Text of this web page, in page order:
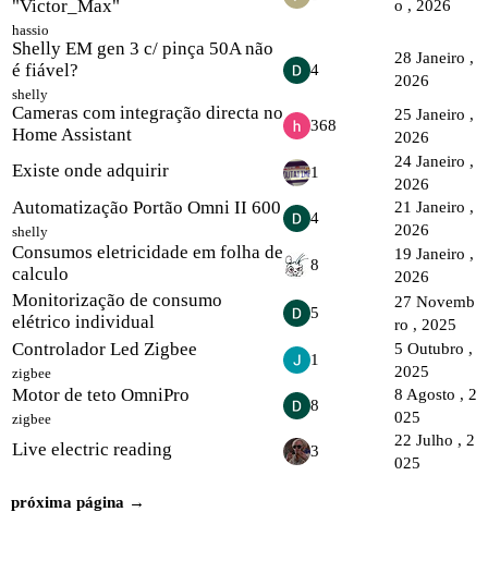
"Victor_Max"
hassio
o , 2026
Shelly EM gen 3 c/ pinça 50A não
é fiável?
shelly
4
28 Janeiro ,
2026
Cameras com integração directa no
Home Assistant
368
25 Janeiro ,
2026
Existe onde adquirir 1
24 Janeiro ,
2026
Automatização Portão Omni II 600
shelly
4
21 Janeiro ,
2026
Consumos eletricidade em folha de
calculo
8
19 Janeiro ,
2026
Monitorização de consumo
elétrico individual
5
27 Novemb
ro , 2025
Controlador Led Zigbee
zigbee
1
5 Outubro ,
2025
Motor de teto OmniPro
zigbee
8
8 Agosto , 2
025
Live electric reading 3
22 Julho , 2
025
próxima página →